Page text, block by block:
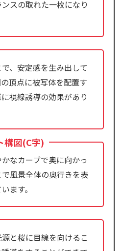
スの取れた一枚になり
、安定感を生み出して
頂点に被写体を配置す
視線誘導の効果があり
構図(C字)
なカーブで奥に向かっ
風景全体の奥行きを表
ます。
と桜に目線を向けるこ